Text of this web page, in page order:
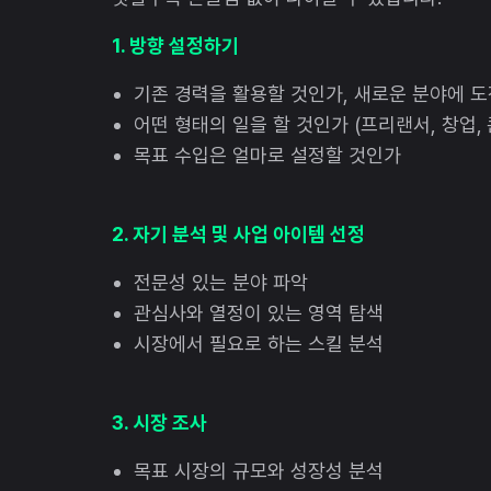
1. 방향 설정하기
기존 경력을 활용할 것인가, 새로운 분야에
어떤 형태의 일을 할 것인가 (프리랜서, 창업,
목표 수입은 얼마로 설정할 것인가
2. 자기 분석 및 사업 아이템 선정
전문성 있는 분야 파악
관심사와 열정이 있는 영역 탐색
시장에서 필요로 하는 스킬 분석
3. 시장 조사
목표 시장의 규모와 성장성 분석